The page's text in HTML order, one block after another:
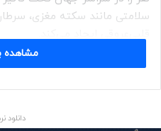
سلامتی مانند سکته مغزی،
این اختلال همچنین عملکردهای
شناختی، حافظه و یادگیری را
تغییر الگوهای فعالیت نورونی
مشاهده
دانلود